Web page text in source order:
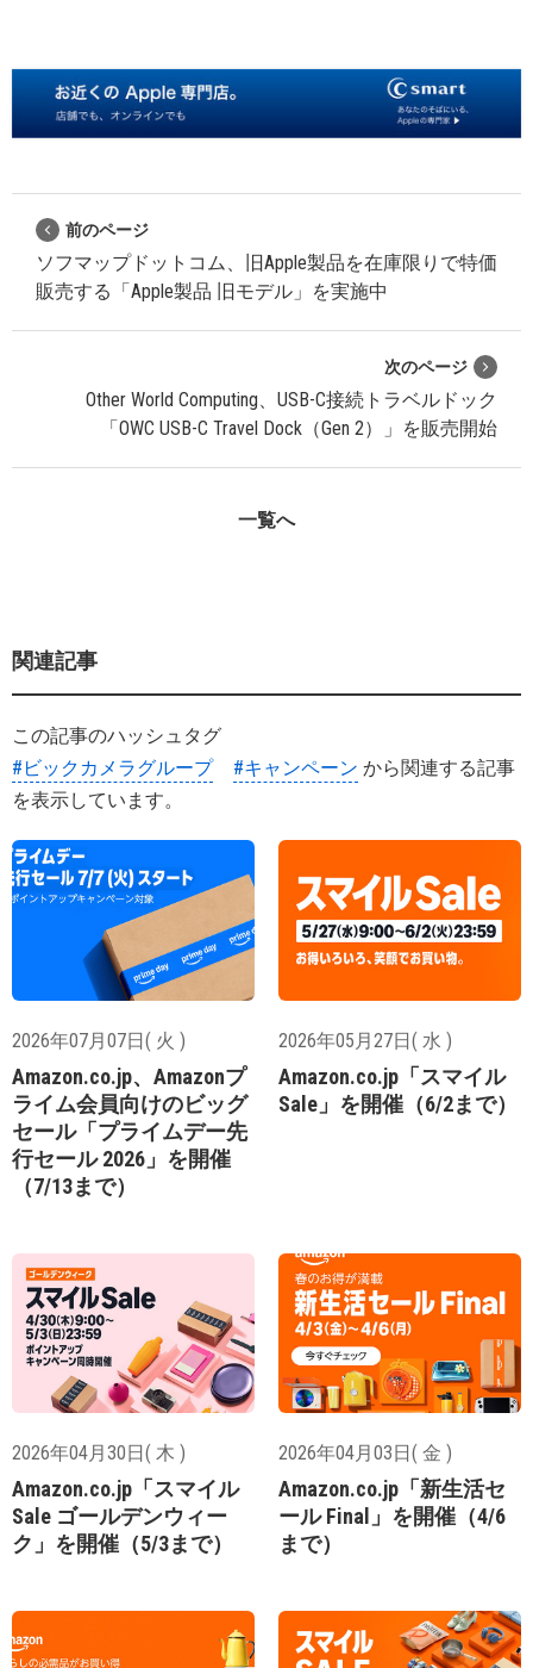
前のページ
ソフマップドットコム、旧Apple製品を在庫限りで特価
販売する「Apple製品 旧モデル」を実施中
次のページ
Other World Computing、USB-C接続トラベルドック
「OWC USB-C Travel Dock（Gen 2）」を販売開始
一覧へ
関連記事
この記事のハッシュタグ
#ビックカメラグループ
#キャンペーン から関連する記事
を表示しています。
2026年07月07日( 火 )
Amazon.co.jp、Amazonプ
ライム会員向けのビッグ
セール「プライムデー先
行セール 2026」を開催
（7/13まで）
2026年05月27日( 水 )
Amazon.co.jp「スマイル
Sale」を開催（6/2まで）
2026年04月30日( 木 )
Amazon.co.jp「スマイル
Sale ゴールデンウィー
ク」を開催（5/3まで）
2026年04月03日( 金 )
Amazon.co.jp「新生活セ
ール Final」を開催（4/6
まで）